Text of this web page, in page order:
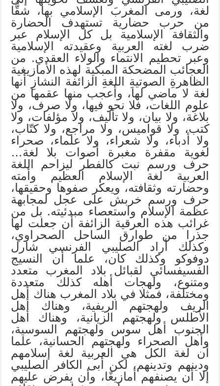
لغة، ورمى المغربَ الإسلامي بها، شقًّا
من حرب حضارية تستهدف الحضارة
والثقافة الإسلامية بل كل الإسلام عبر
ضرب لغته العربية وعقيدته الإسلامية
وعبر تحطيم الانتماء والولاء العقدي. من
العجائب المضحكة المبكية لهذه الأمازيغية
الظاهرةِ الصوتيةِ اللغةِ الزائفة النشازِ أنها
لغة لا ماضي لها، وأعجب منها عقمها من
علوم اللغات، فلا نحو فيها، ولا صرف، ولا
بلاغة، ولا بيان، ولا تأليف، ولا مؤلفات، ولا
كتب، ولا قواميس، ولا مراجع، ولا كتّاب،
ولا أدباء، ولا شعراء، ولا علماء، صحراء
لغوية مقفرة مغبرة أصوات بلا لغة…
حرف ورسم نبت كالفطر ليزاحم اللغة
العربية لغة الإسلام العظيم وأمته
وحضارته وثقافته، ويعكر صفوها وحقيقها،
حرف ورسم خربش على عجل لمجابهة
عظمة الإسلام واستعصاء مبدئيته. بل من
غرائب هذه العرقية الزائفة أن جعلت لها
جذرا من طوارق الساحل الصحراوي،
وكذلك أراد الصليبي الفرنسي شارل
دوفوكو وكذلك كان، علما أن النسيج
الفسيفسائي لقبائل بلاد المغرب متعدد
ومتنوع، ولهجات أهله كذلك متعددة
ومختلفة، فمثلا في بلاد المغرب هناك أهل
الريف ولهجتهم الريفية، وهناك أهل
الأطلس ولهجتهم الزيانية، وهناك أهل
الجنوب أهل سوس ولهجتهم السوسية،
وأهل الصحراء ولهجتهم الحسانية، علما
أن لغة الكل هي العربية لغة إسلامهم
ودينهم وتدينهم، لكن أبى الكافر الصليبي
إلا أن يصنفهم أمازيغًا، وأن يفرض عليهم